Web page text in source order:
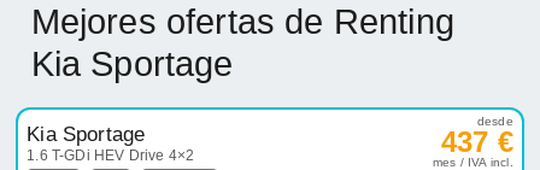
Mejores ofertas de Renting
Kia Sportage
Kia Sportage
1.6 T-GDi HEV Drive 4×2
desde
437 €
mes / IVA incl.